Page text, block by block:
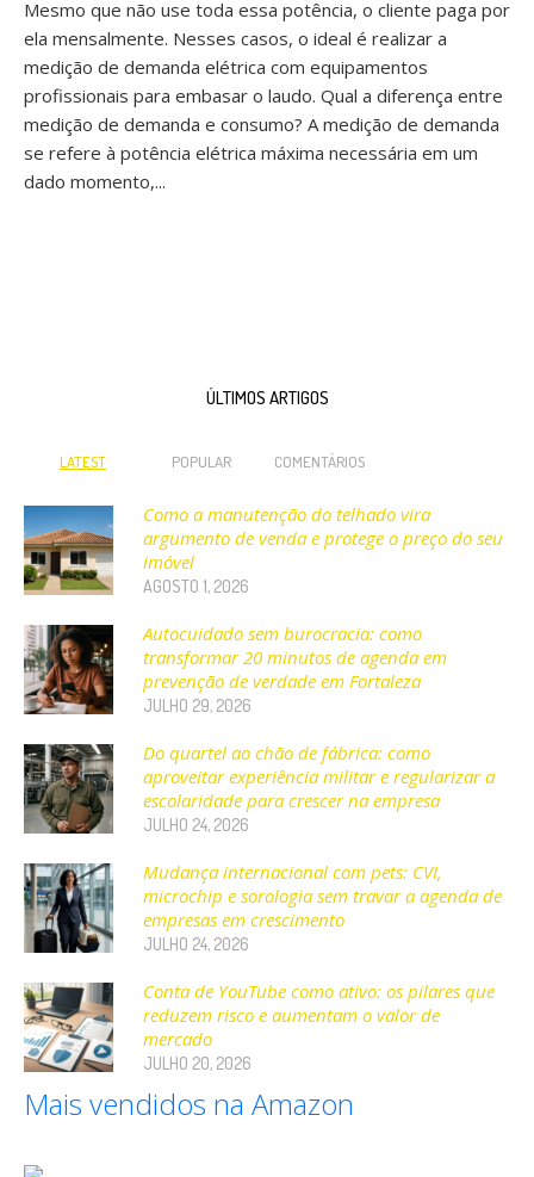
Mesmo que não use toda essa potência, o cliente paga por
ela mensalmente. Nesses casos, o ideal é realizar a
medição de demanda elétrica com equipamentos
profissionais para embasar o laudo. Qual a diferença entre
medição de demanda e consumo? A medição de demanda
se refere à potência elétrica máxima necessária em um
dado momento,...
ÚLTIMOS ARTIGOS
LATEST POPULAR COMENTÁRIOS
Como a manutenção do telhado vira
argumento de venda e protege o preço do seu
imóvel
AGOSTO 1, 2026
Autocuidado sem burocracia: como
transformar 20 minutos de agenda em
prevenção de verdade em Fortaleza
JULHO 29, 2026
Do quartel ao chão de fábrica: como
aproveitar experiência militar e regularizar a
escolaridade para crescer na empresa
JULHO 24, 2026
Mudança internacional com pets: CVI,
microchip e sorologia sem travar a agenda de
empresas em crescimento
JULHO 24, 2026
Conta de YouTube como ativo: os pilares que
reduzem risco e aumentam o valor de
mercado
JULHO 20, 2026
Mais vendidos na Amazon